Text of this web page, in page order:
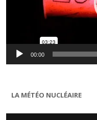
00:00
LA MÉTÉO NUCLÉAIRE
Lecteur